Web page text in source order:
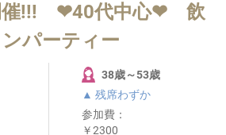
催!!! ❤40代中心❤ 飲
パーティー
38歳～53歳
▲ 残席わずか
参加費：
￥2300